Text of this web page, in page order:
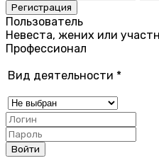
Пользователь
Невеста, жених или
Профессионал
Вид деятельности *